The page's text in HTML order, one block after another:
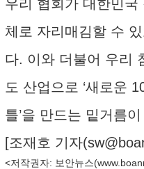
우리 협회가 대한민
체로 자리매김할 수
다. 이와 더불어 우리
도 산업으로 ‘새로운
틀’을 만드는 밑거름
[조재호 기자(
<저작권자: 보안뉴스(